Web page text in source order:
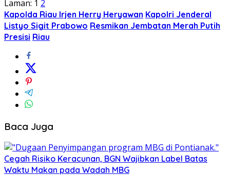
Laman: 1 2
Kapolda Riau Irjen Herry Heryawan Kapolri Jenderal
Listyo Sigit Prabowo Resmikan Jembatan Merah Putih
Presisi Riau
Baca Juga
Cegah Risiko Keracunan, BGN Wajibkan Label Batas
Waktu Makan pada Wadah MBG